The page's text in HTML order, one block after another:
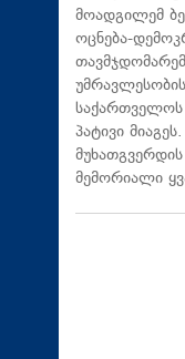
მოადგილემ
ოცნება-
პატივი
მემორიალი